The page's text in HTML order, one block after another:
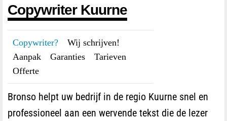
Copywriter Kuurne
Copywriter? Wij schrijven!
Aanpak
Garanties Tarieven
Offerte
Bronso helpt uw bedrijf in de regio Kuurne snel en
professioneel aan een wervende tekst die de lezer